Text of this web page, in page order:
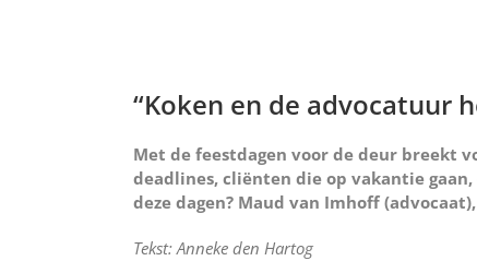
“Koken en de advocatuur
Met de feestdagen voor de deur breekt
deadlines, cliënten die op vakantie
deze dagen? Maud van Imhoff
Tekst: Anneke den Hartog